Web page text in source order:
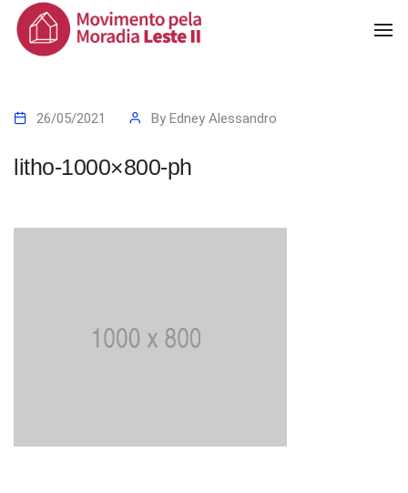
26/05/2021 By Edney Alessandro
litho-1000×800-ph